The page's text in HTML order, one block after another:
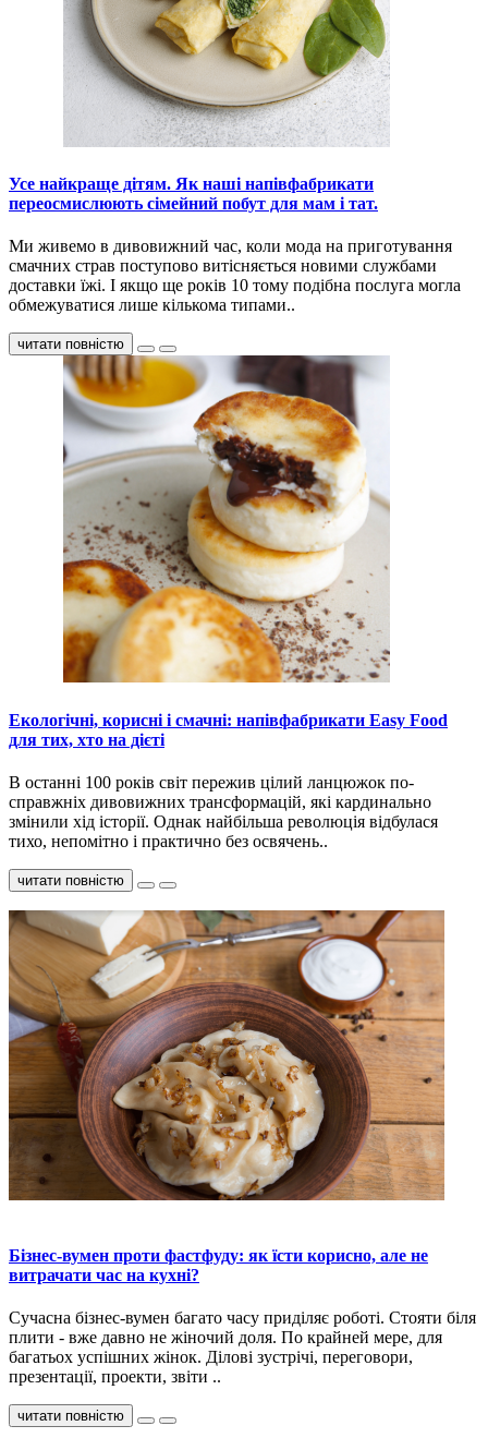
Усе найкраще дітям. Як наші напівфабрикати
переосмислюють сімейний побут для мам і тат.
Ми живемо в дивовижний час, коли мода на приготування
смачних страв поступово витісняється новими службами
доставки їжі. І якщо ще років 10 тому подібна послуга могла
обмежуватися лише кількома типами..
читати повністю
Екологічні, корисні і смачні: напівфабрикати Easy Food
для тих, хто на дієті
В останні 100 років світ пережив цілий ланцюжок по-
справжніх дивовижних трансформацій, які кардинально
змінили хід історії. Однак найбільша революція відбулася
тихо, непомітно і практично без освячень..
читати повністю
Бізнес-вумен проти фастфуду: як їсти корисно, але не
витрачати час на кухні?
Сучасна бізнес-вумен багато часу приділяє роботі. Стояти біля
плити - вже давно не жіночий доля. По крайней мере, для
багатьох успішних жінок. Ділові зустрічі, переговори,
презентації, проекти, звіти ..
читати повністю